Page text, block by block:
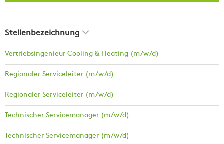
Stellenbezeichnung
Vertriebsingenieur Cooling & Heating (m/w/d)
Regionaler Serviceleiter (m/w/d)
Regionaler Serviceleiter (m/w/d)
Technischer Servicemanager (m/w/d)
Technischer Servicemanager (m/w/d)